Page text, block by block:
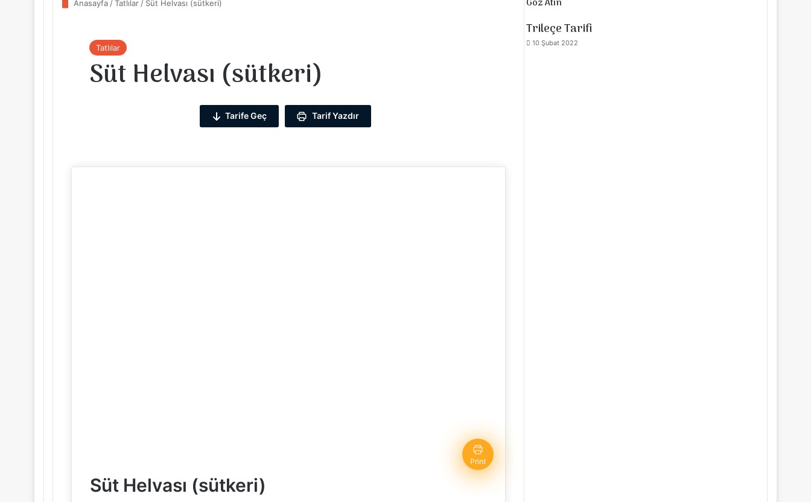
Anasayfa /Tatlılar / Süt Helvası (sütkeri)
Tatlılar
Süt Helvası (sütkeri)
Tarife Geç Tarif Yazdır
Print
Süt Helvası (sütkeri)
Göz Atın
Trileçe Tarifi
10 Şubat 2022